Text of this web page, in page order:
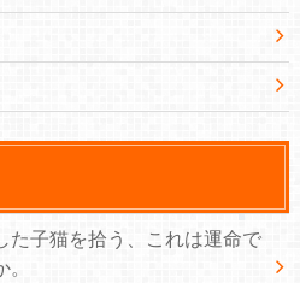
た子猫を拾う、これは運命で